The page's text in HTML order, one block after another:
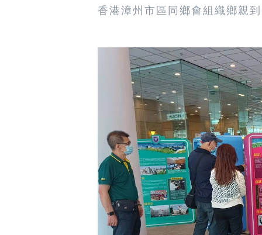
香港漳州市區同鄉會組織鄉親